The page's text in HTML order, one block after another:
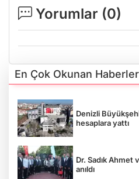
Yorumlar (0)
En Çok Okunan Haberler
Denizli
hesaplara yattı
Dr. Sadık Ahmet
anıldı